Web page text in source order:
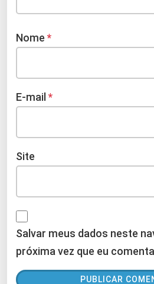
Nome *
E-mail*
Site
Salvar meus dados neste
próxima vez que eu